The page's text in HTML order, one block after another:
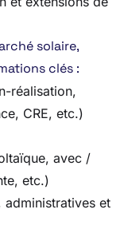
solaire,
clés :
réalisation,
CRE, etc.)
avec /
etc.)
administratives et